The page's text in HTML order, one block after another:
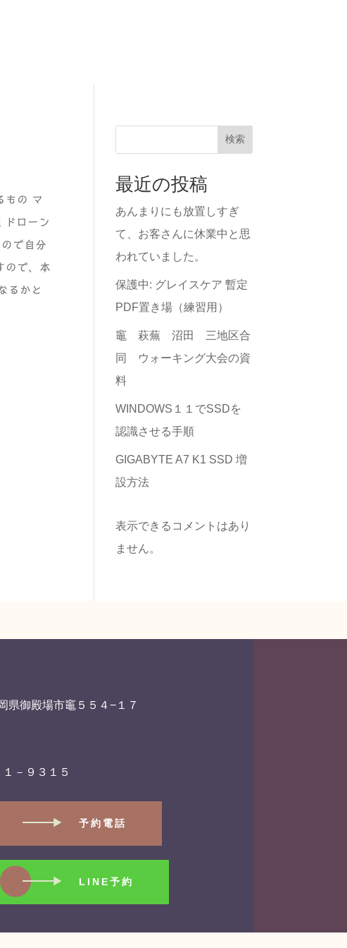
もの マ
ドローン
で自分
ので、本
るかと
検索
最近の投稿
あんまりにも放置しすぎ
て、お客さんに休業中と思
われていました。
保護中: グレイスケア 暫定
PDF置き場（練習用）
竈 萩蕪 沼田 三地区合
同 ウォーキング大会の資
料
WINDOWS１１でSSDを
認識させる手順
GIGABYTE A7 K1 SSD 増
設方法
表示できるコメントはあり
ません。
県御殿場市竈５５４−１７
－９３１５
予約電話
LINE予約